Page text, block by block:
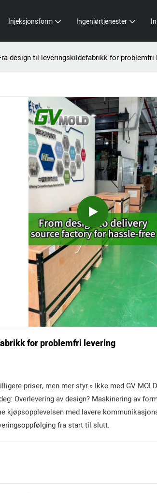
Injeksjonsform Ingeniørtjenester
design til leveringskildefabrikk for problemfri
for problemfri levering
priser, men mer styr.» Ikke med GV
Overlevering av design? Maskinering av
kjøpsopplevelsen med lavere
fra start til slutt.